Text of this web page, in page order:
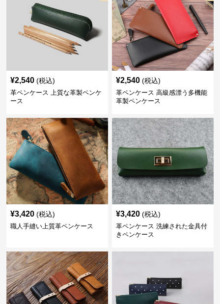
¥2,540 (税込)
革ペンケース 上質な革製ペンケ
ース
¥2,540 (税込)
革ペンケース 高級感漂う多機能
革製ペンケース
¥3,420 (税込)
職人手縫い上質革ペンケース
¥3,420 (税込)
革ペンケース 洗練された金具付
きペンケース